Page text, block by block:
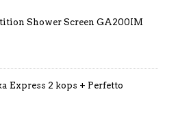
Shower Screen GA200IM
Express 2 kops + Perfetto